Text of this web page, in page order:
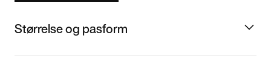
Størrelse og pasform